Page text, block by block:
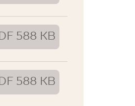
588 KB
588 KB